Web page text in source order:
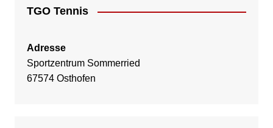
TGO Tennis
Adresse
Sportzentrum Sommerried
67574 Osthofen